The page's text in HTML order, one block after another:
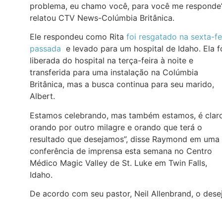
problema, eu chamo você, para você me
relatou CTV News-Colúmbia Britânica.
Ele respondeu como Rita foi resgatado na sexta-
passada e levado para um hospital de Idaho. Ela
liberada do hospital na terça-feira à noite e
transferida para uma instalação na Colúmbia
Britânica, mas a busca continua para seu marido,
Albert.
Estamos celebrando, mas também estamos, é
orando por outro milagre e orando que terá o
resultado que desejamos”, disse Raymond em uma
conferência de imprensa esta semana no Centro
Médico Magic Valley de St. Luke em Twin Falls,
Idaho.
De acordo com seu pastor, Neil Allenbrand, o